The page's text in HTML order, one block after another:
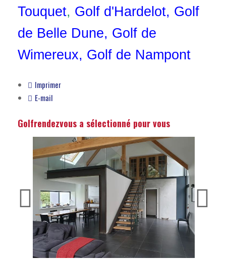
Touquet, Golf d'Hardelot, Golf
de Belle Dune, Golf de
Wimereux, Golf de Nampont
Imprimer
E-mail
Golfrendezvous a sélectionné pour vous